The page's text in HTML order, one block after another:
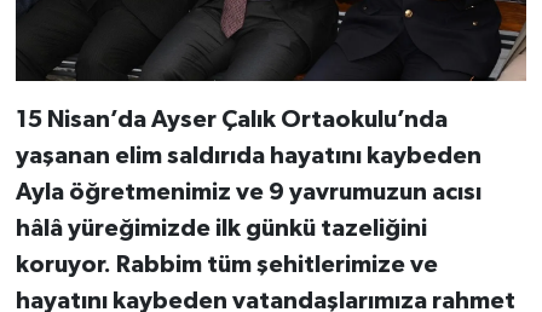
15 Nisan’da Ayser Çalık Ortaokulu’nda
yaşanan elim saldırıda hayatını kaybeden
Ayla öğretmenimiz ve 9 yavrumuzun acısı
hâlâ yüreğimizde ilk günkü tazeliğini
koruyor. Rabbim tüm şehitlerimize ve
hayatını kaybeden vatandaşlarımıza rahmet